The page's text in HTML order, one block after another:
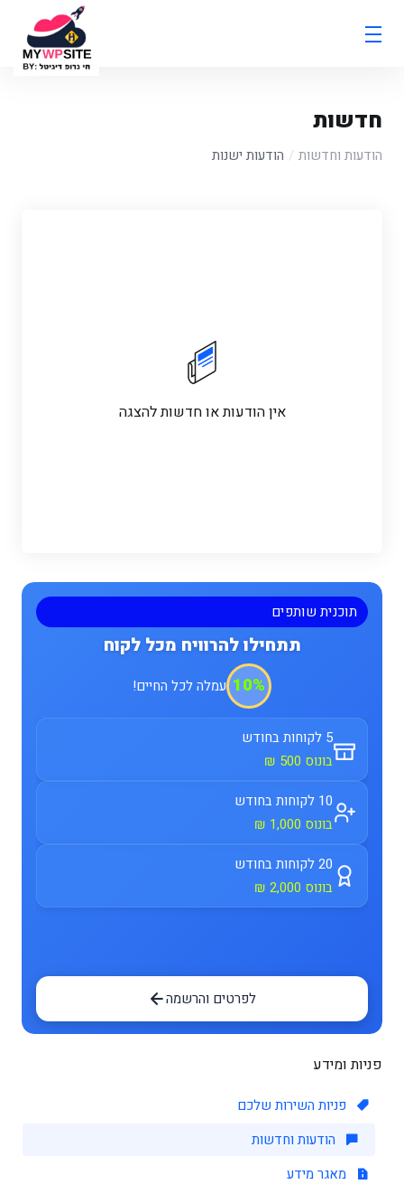
חדשות
הודעות וחדשות הודעות ישנות
תוכנית שותפים
תתחילו להרוויח מכל לקוח
10% עמלה לכל החיים!
5 לקוחות בחודש
בונוס 500 ₪
10 לקוחות בחודש
בונוס 1,000 ₪
20 לקוחות בחודש
בונוס 2,000 ₪
לפרטים והרשמה
פניות ומידע
פניות השירות שלכם
הודעות וחדשות
מאגר מידע
אין הודעות או חדשות להצגה